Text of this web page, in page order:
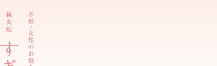
容
ス